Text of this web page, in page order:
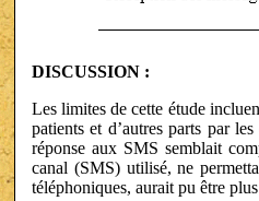
DISCUSSION :
Les limites de cette étude
patients et d’autres parts par
réponse aux SMS semblait
canal (SMS) utilisé, ne
téléphoniques, aurait pu être